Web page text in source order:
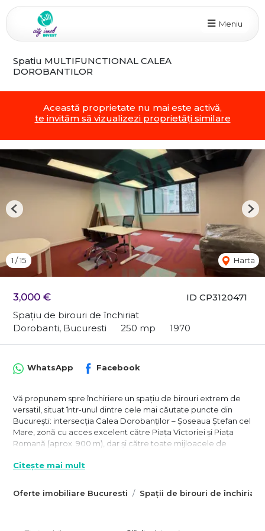
Meniu
Spatiu MULTIFUNCTIONAL CALEA
DOROBANTILOR
Această proprietate nu mai este activă,
te invităm să vizualizezi proprietăți similare
ID CP3120471
3,000 €
Spațiu de birouri de închiriat
Dorobanti, Bucuresti
250 mp 1970
1 /15 Harta
Previous
Oferte imobiliare Bucuresti Spații de birouri de închiriat
WhatsApp Facebook
Vă propunem spre închiriere un spațiu de birouri extrem de
versatil, situat într-unul dintre cele mai căutate puncte din
București: intersecția Calea Dorobanților – Șoseaua Ștefan cel
Mare, zonă cu acces excelent către Piața Victoriei și Piața
Romană (aprox. 900 m), dar și către toate mijloacele de
jos.
consolidată și modernizată în urmă cu câțiva ani, cu recepție
Citește mai mult